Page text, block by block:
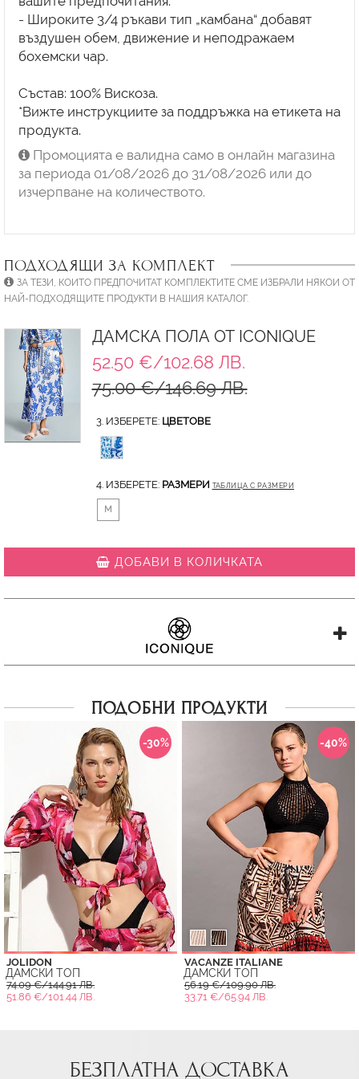
- Широките 3/4 ръкави тип „камбана“ добавят
въздушен обем, движение и неподражаем
бохемски чар.
Състав: 100% Вискоза.
*Вижте инструкциите за поддръжка на етикета на
продукта.
Промоцията е валидна само в онлайн магазина
за периода 01/08/2026 до 31/08/2026 или до
изчерпване на количеството.
ПОДХОДЯЩИ ЗА КОМПЛЕКТ
ЗА ТЕЗИ, КОИТО ПРЕДПОЧИТАТ КОМПЛЕКТИТЕ СМЕ ИЗБРАЛИ НЯКОИ ОТ
НАЙ-ПОДХОДЯЩИТЕ ПРОДУКТИ В НАШИЯ КАТАЛОГ.
ДАМСКА ПОЛА ОТ ICONIQUE
52.50 €/102.68 ЛВ.
75.00 €/146.69 ЛВ.
3. ИЗБЕРЕТЕ: ЦВЕТОВЕ
4. ИЗБЕРЕТЕ: РАЗМЕРИ ТАБЛИЦА С РАЗМЕРИ
M
ДОБАВИ В КОЛИЧКАТА
ПОДОБНИ ПРОДУКТИ
-30%
JOLIDON
ДАМСКИ ТОП
74.09 €/144.91 ЛВ.
51.86 €/101.44 ЛВ.
-40%
VACANZE ITALIANE
ДАМСКИ ТОП
56.19 €/109.90 ЛВ.
33.71 €/65.94 ЛВ.
БЕЗПЛАТНА ДОСТАВКА